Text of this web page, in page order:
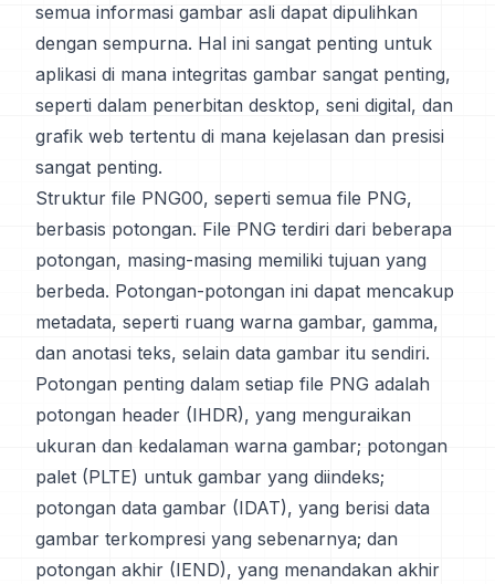
semua informasi gambar asli dapat dipulihkan
dengan sempurna. Hal ini sangat penting untuk
aplikasi di mana integritas gambar sangat penting,
seperti dalam penerbitan desktop, seni digital, dan
grafik web tertentu di mana kejelasan dan presisi
sangat penting.
Struktur file PNG00, seperti semua file PNG,
berbasis potongan. File PNG terdiri dari beberapa
potongan, masing-masing memiliki tujuan yang
berbeda. Potongan-potongan ini dapat mencakup
metadata, seperti ruang warna gambar, gamma,
dan anotasi teks, selain data gambar itu sendiri.
Potongan penting dalam setiap file PNG adalah
potongan header (IHDR), yang menguraikan
ukuran dan kedalaman warna gambar; potongan
palet (PLTE) untuk gambar yang diindeks;
potongan data gambar (IDAT), yang berisi data
gambar terkompresi yang sebenarnya; dan
potongan akhir (IEND), yang menandakan akhir